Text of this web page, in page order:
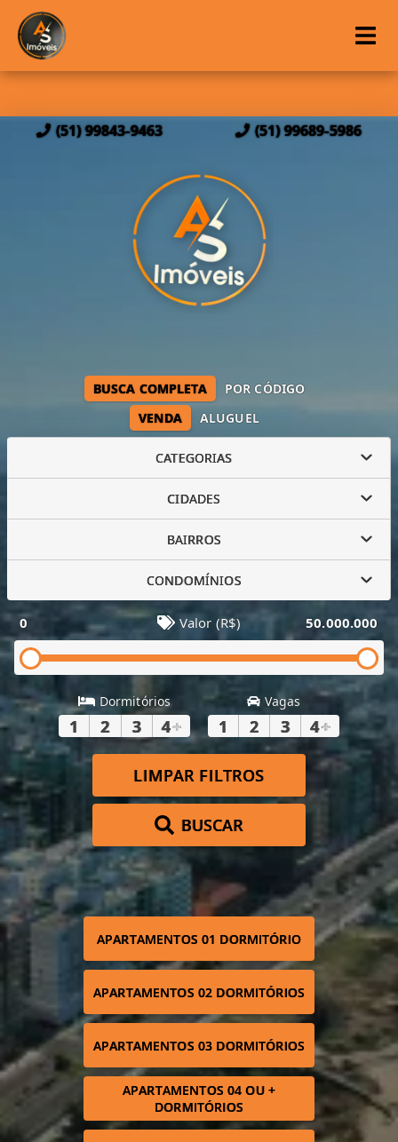
(51) 99843-9463 (51) 99689-5986
VENDA ALUGUEL
BUSCA COMPLETA POR CÓDIGO
CATEGORIAS
CIDADES
BAIRROS
CONDOMÍNIOS
0 Valor (R$) 50.000.000
Dormitórios
1 2 3 4+
Vagas
1 2 3 4+
LIMPAR FILTROS
BUSCAR
APARTAMENTOS 01 DORMITÓRIO
APARTAMENTOS 02 DORMITÓRIOS
APARTAMENTOS 03 DORMITÓRIOS
APARTAMENTOS 04 OU +
DORMITÓRIOS